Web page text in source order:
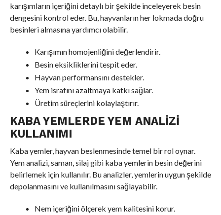
karışımların içeriğini detaylı bir şekilde inceleyerek besin
dengesini kontrol eder. Bu, hayvanların her lokmada doğru
besinleri almasına yardımcı olabilir.
Karışımın homojenliğini değerlendirir.
Besin eksikliklerini tespit eder.
Hayvan performansını destekler.
Yem israfını azaltmaya katkı sağlar.
Üretim süreçlerini kolaylaştırır.
KABA YEMLERDE YEM ANALIZI
KULLANIMI
Kaba yemler, hayvan beslenmesinde temel bir rol oynar.
Yem analizi, saman, silaj gibi kaba yemlerin besin değerini
belirlemek için kullanılır. Bu analizler, yemlerin uygun şekilde
depolanmasını ve kullanılmasını sağlayabilir.
Nem içeriğini ölçerek yem kalitesini korur.